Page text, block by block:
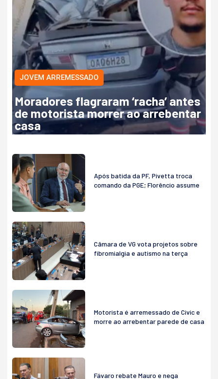
JOVEM ARREMESSADO
Moradores flagraram ‘racha’ antes
de motorista morrer ao arrebentar
casa
Após batida da PF, Pivetta troca
comando da PGE; Florêncio assume
Câmara de VG vota projetos sobre
fibromialgia e autismo na terça
Motorista é arremessado de Civic e
morre ao arrebentar parede de casa
Fávaro rebate Mauro e nega